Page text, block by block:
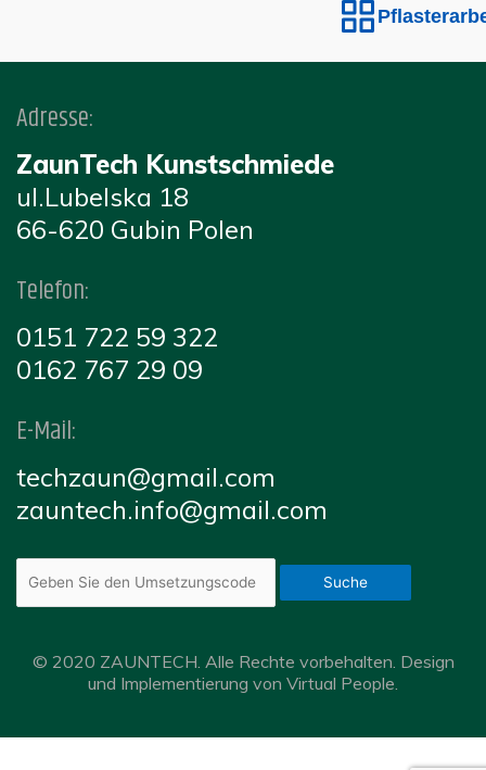
Adresse:
ZaunTech Kunstschmiede
ul.Lubelska 18
66-620 Gubin Polen
Telefon:
0151 722 59 322
0162 767 29 09
E-Mail:
techzaun@gmail.com
zauntech.info@gmail.com
Suche
© 2020 ZAUNTECH. Alle Rechte vorbehalten. Design
und Implementierung von Virtual People.